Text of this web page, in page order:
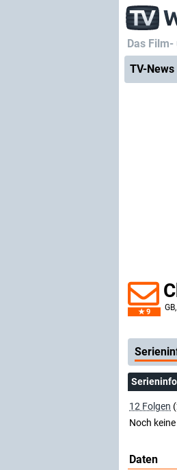
Das
TV-News
9 GB
12 Folgen
Noch
Daten